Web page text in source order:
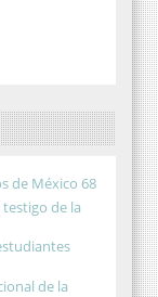
de México 68
de la
de la